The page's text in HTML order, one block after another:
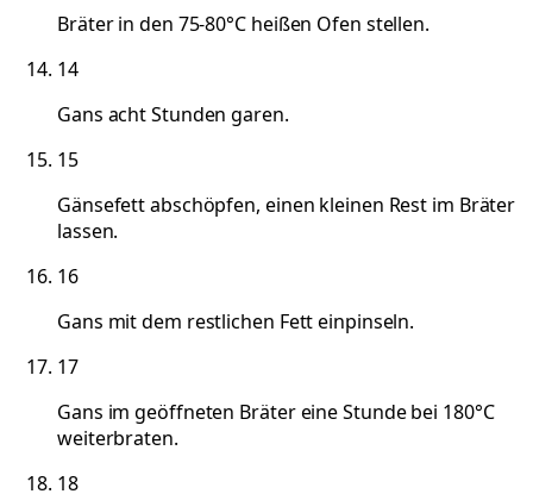
Bräter in den 75-80°C heißen Ofen stellen.
14
Gans acht Stunden garen.
15
Gänsefett abschöpfen, einen kleinen Rest im Bräter
lassen.
16
Gans mit dem restlichen Fett einpinseln.
17
Gans im geöffneten Bräter eine Stunde bei 180°C
weiterbraten.
18